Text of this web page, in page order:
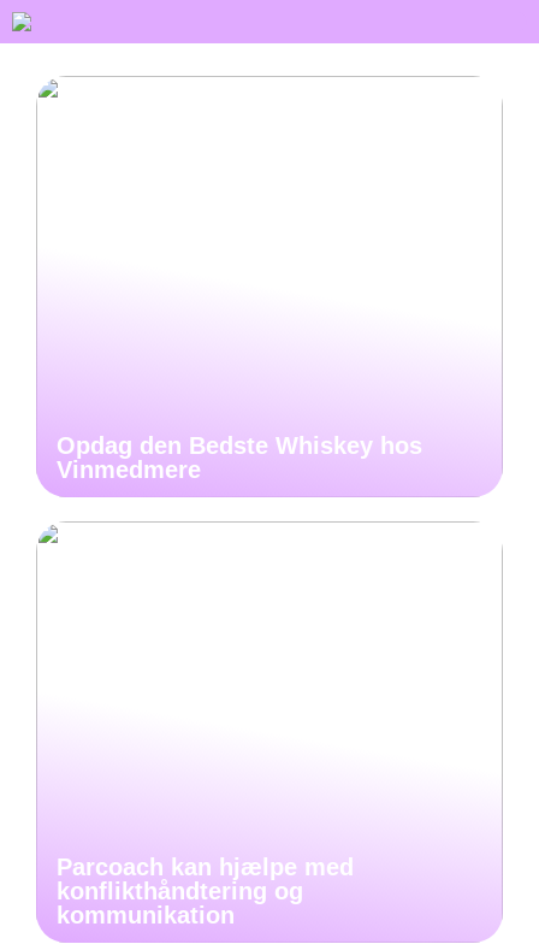
Opdag den Bedste Whiskey hos
Vinmedmere
Parcoach kan hjælpe med
konflikthåndtering og
kommunikation